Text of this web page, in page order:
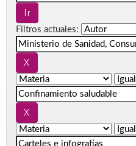
Filtros actuales: